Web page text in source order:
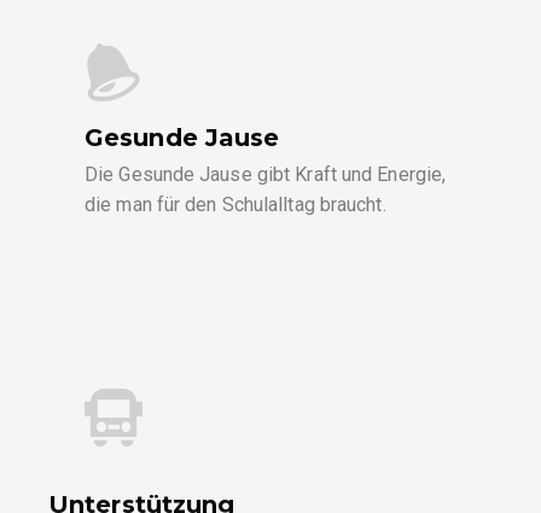
Gesunde Jause
Die Gesunde Jause gibt Kraft und Energie,
die man für den Schulalltag braucht.
Unterstützung